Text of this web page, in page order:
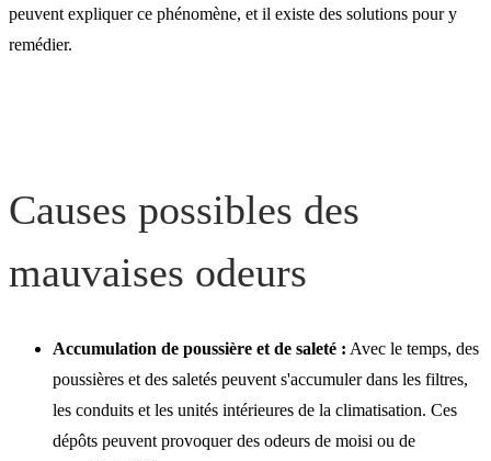
Solutions pour éliminer
peuvent expliquer ce phénomène, et il existe des solutions pour y
remédier.
Causes possibles des
mauvaises odeurs
Accumulation de poussière et de saleté : Avec le temps, des
poussières et des saletés peuvent s'accumuler dans les filtres,
les conduits et les unités intérieures de la climatisation. Ces
dépôts peuvent provoquer des odeurs de moisi ou de